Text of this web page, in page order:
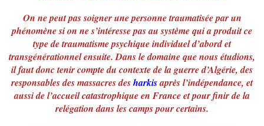
On ne peut pas soigner une personne traumatisée par un
phénomène si on ne s’intéresse pas au système qui a produit ce
type de traumatisme psychique individuel d’abord et
transgénérationnel ensuite. Dans le domaine que nous étudions,
il faut donc tenir compte du contexte de la guerre d’Algérie, des
responsables des massacres desharkisaprès l’indépendance, et
aussi de l’accueil catastrophique en France et pour finir de la
relégation dans les camps pour certains.